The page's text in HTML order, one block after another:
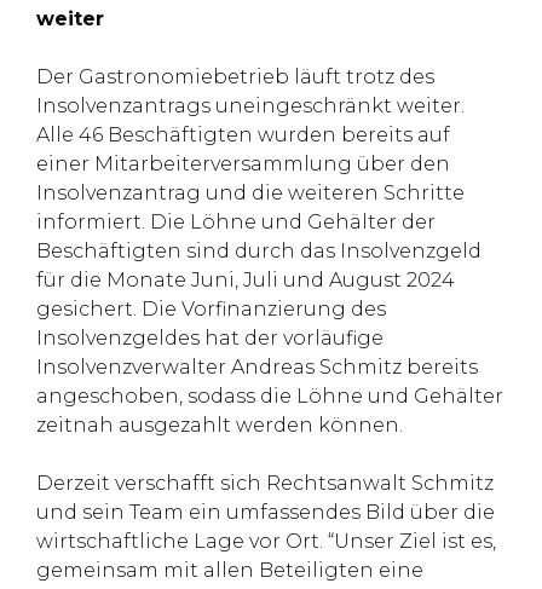
weiter
Der Gastronomiebetrieb läuft trotz des
Insolvenzantrags uneingeschränkt weiter.
Alle 46 Beschäftigten wurden bereits auf
einer Mitarbeiterversammlung über den
Insolvenzantrag und die weiteren Schritte
informiert. Die Löhne und Gehälter der
Beschäftigten sind durch das Insolvenzgeld
für die Monate Juni, Juli und August 2024
gesichert. Die Vorfinanzierung des
Insolvenzgeldes hat der vorläufige
Insolvenzverwalter Andreas Schmitz bereits
angeschoben, sodass die Löhne und Gehälter
zeitnah ausgezahlt werden können.
Derzeit verschafft sich Rechtsanwalt Schmitz
und sein Team ein umfassendes Bild über die
wirtschaftliche Lage vor Ort. “Unser Ziel ist es,
gemeinsam mit allen Beteiligten eine